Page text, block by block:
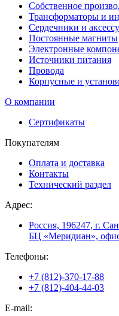
Собственное
Трансформаторы и
Сердечники и
Постоянные магниты
Электронные
Источники питания
Провода
Корпусные и
О компании
Сертификаты
Покупателям
Оплата и доставка
Контакты
Технический раздел
Адрес:
Россия, 196247, г.
БЦ «Меридиан»,
Телефоны:
+7 (812)-370-17-88
+7 (812)-404-44-03
E-mail: